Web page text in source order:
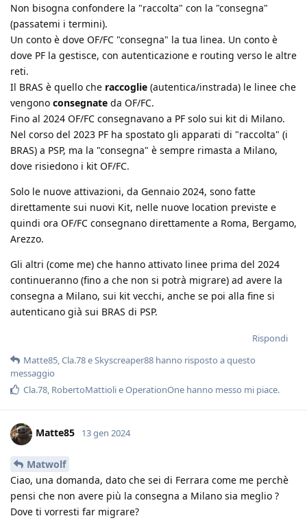
Non bisogna confondere la "raccolta" con la "consegna"
(passatemi i termini).
Un conto è dove OF/FC "consegna" la tua linea. Un conto è
dove PF la gestisce, con autenticazione e routing verso le altre
reti.
Il BRAS è quello che raccoglie (autentica/instrada) le linee che
vengono consegnate da OF/FC.
Fino al 2024 OF/FC consegnavano a PF solo sui kit di Milano.
Nel corso del 2023 PF ha spostato gli apparati di "raccolta" (i
BRAS) a PSP, ma la "consegna" è sempre rimasta a Milano,
dove risiedono i kit OF/FC.
Solo le nuove attivazioni, da Gennaio 2024, sono fatte
direttamente sui nuovi Kit, nelle nuove location previste e
quindi ora OF/FC consegnano direttamente a Roma, Bergamo,
Arezzo.
Gli altri (come me) che hanno attivato linee prima del 2024
continueranno (fino a che non si potrà migrare) ad avere la
consegna a Milano, sui kit vecchi, anche se poi alla fine si
autenticano già sui BRAS di PSP.
Rispondi
Matte85 Cla.78eSkyscreaper88 hanno risposto a questo
messaggio
Cla.78 RobertoMattiolieOperationOne hanno messo mi piace.
Matte85 13 gen 2024
Matwolf
Ciao, una domanda, dato che sei di Ferrara come me perchè
pensi che non avere più la consegna a Milano sia meglio ?
Dove ti vorresti far migrare?